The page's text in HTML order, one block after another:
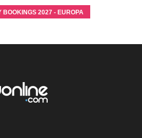
BOOKINGS 2027 - EUROPA